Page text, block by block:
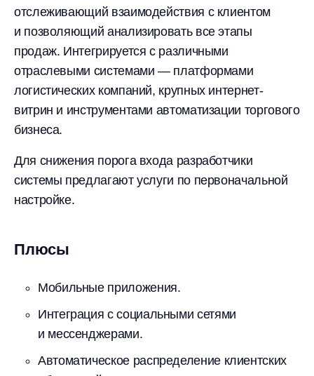
отслеживающий взаимодействия с клиентом
и позволяющий анализировать все этапы
продаж. Интегрируется с различными
отраслевыми системами — платформами
логистических компаний, крупных интернет-
витрин и инструментами автоматизации торгового
бизнеса.
Для снижения порога входа разработчики
системы предлагают услуги по первоначальной
настройке.
Плюсы
Мобильные приложения.
Интеграция с социальными сетями
и мессенджерами.
Автоматическое распределение клиентских